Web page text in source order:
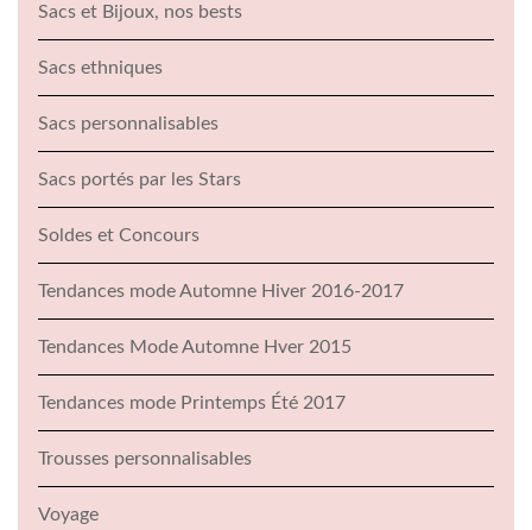
Sacs et Bijoux, nos bests
Sacs ethniques
Sacs personnalisables
Sacs portés par les Stars
Soldes et Concours
Tendances mode Automne Hiver 2016-2017
Tendances Mode Automne Hver 2015
Tendances mode Printemps Été 2017
Trousses personnalisables
Voyage